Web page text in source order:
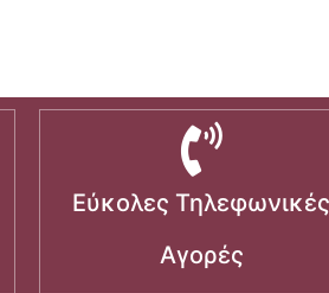
Εύκολες Τηλεφωνικές
Αγορές